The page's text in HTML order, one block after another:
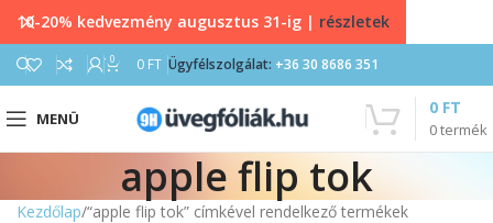
0 0 FT Ügyfélszolgálat: +36 30 8686 351
MENÜ
0termék
0 FT
apple flip tok
Kezdőlap “apple flip tok” címkével rendelkező termékek
10-20% kedvezmény augusztus 31-ig | részletek